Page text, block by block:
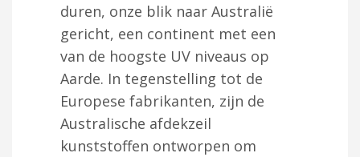
duren, onze blik naar Australië
gericht, een continent met een
van de hoogste UV niveaus op
Aarde. In tegenstelling tot de
Europese fabrikanten, zijn de
Australische afdekzeil
kunststoffen ontworpen om